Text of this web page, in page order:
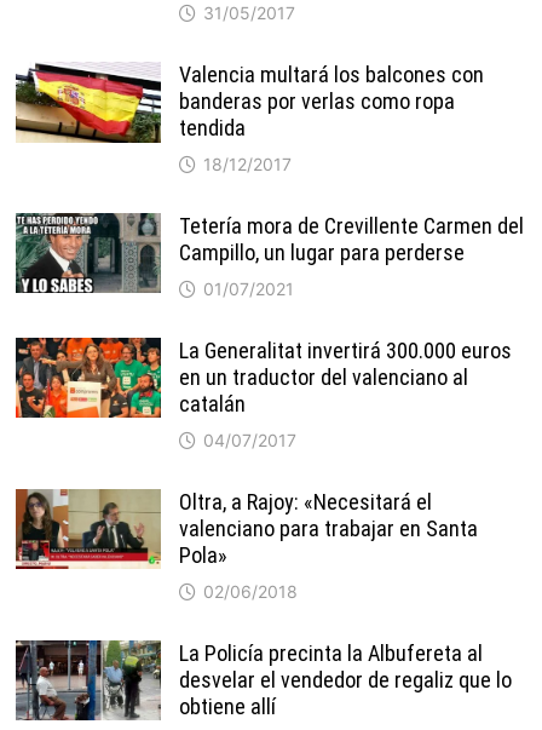
31/05/2017
Valencia multará los balcones con
banderas por verlas como ropa
tendida
18/12/2017
Tetería mora de Crevillente Carmen del
Campillo, un lugar para perderse
01/07/2021
La Generalitat invertirá 300.000 euros
en un traductor del valenciano al
catalán
04/07/2017
Oltra, a Rajoy: «Necesitará el
valenciano para trabajar en Santa
Pola»
02/06/2018
La Policía precinta la Albufereta al
desvelar el vendedor de regaliz que lo
obtiene allí